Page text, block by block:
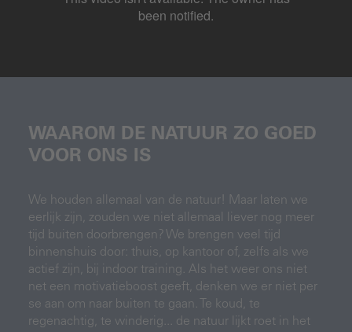
WAAROM DE NATUUR ZO GOED
VOOR ONS IS
We houden allemaal van de natuur! Maar laten we
eerlijk zijn, zouden we niet allemaal liever nog meer
tijd buiten doorbrengen? We brengen veel tijd
binnenshuis door: thuis, op kantoor of, zelfs als we
actief zijn, bij indoor training. Als het weer ons niet
net een motivatieboost geeft, denken we er niet per
se aan om naar buiten te gaan. Te koud, te
regenachtig, te winderig... de natuur lijkt roet in het